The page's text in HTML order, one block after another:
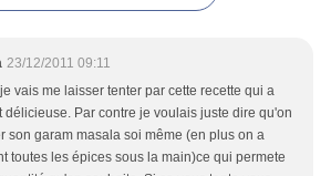
23/12/2011 09:11
vais me laisser tenter par cette recette qui a
délicieuse. Par contre je voulais juste dire qu'on
son garam masala soi même (en plus on a
toutes les épices sous la main)ce qui permete